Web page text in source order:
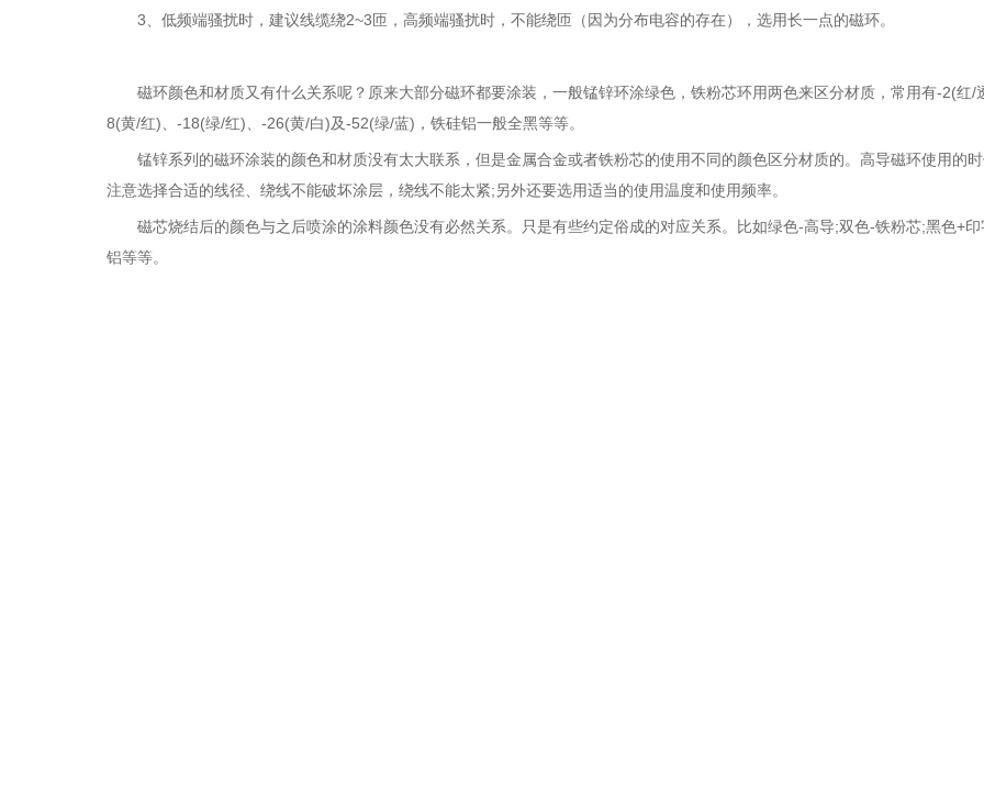
3、低频端骚扰时，建议线缆绕2~3匝，高频端骚扰时，不能绕匝（因为分布电容的存在），选用长一点的磁环。
磁环颜色和材质又有什么关系呢？原来大部分磁环都要涂装，一般锰锌环涂绿色，铁粉芯环用两色来区分材质，常用有-2(红/
8(黄/红)、-18(绿/红)、-26(黄/白)及-52(绿/蓝)，铁硅铝一般全黑等等。
锰锌系列的磁环涂装的颜色和材质没有太大联系，但是金属合金或者铁粉芯的使用不同的颜色区分材质的。高导磁环使用的
注意选择合适的线径、绕线不能破坏涂层，绕线不能太紧;另外还要选用适当的使用温度和使用频率。
磁芯烧结后的颜色与之后喷涂的涂料颜色没有必然关系。只是有些约定俗成的对应关系。比如绿色-高导;双色-铁粉芯;黑色+印
铝等等。